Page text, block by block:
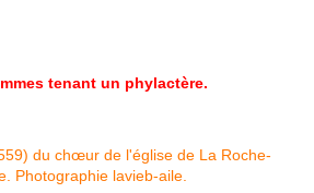
tenant un phylactère.